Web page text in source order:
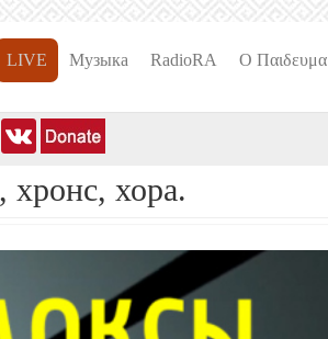
LIVE Музыка RadioRA О Пαιδευμα
хора.